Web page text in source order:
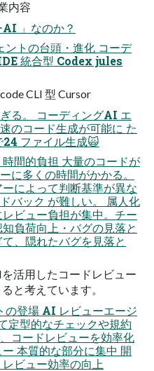
内容
」なのか？
トの台頭・進化 コーデ
統合型 Codex jules
CLI 型 Cursor
る。 コーディングAI エ
のコード生成が可能に た
ファイル生成🙀
間的負担 大量のコードが
に多くの時間がかかる。
によって判断基準が異な
バック が難しい。 属人化
ビュー負担が集中。チー
負荷向上・バグの見落と
、隠れたバグを見落と
活用したコードレビュー
と考えています。
登場 AI レビューエージ
定型的なチェックや規約
コードレビューを効率化
本質的な部分に集中 開
ビュー効率の向上